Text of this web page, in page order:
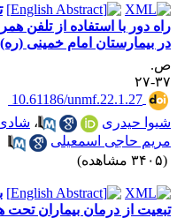
دور با استفاده از تلفن
بیمارستان امام خمینی (ره)
۲۷
‎ 10.61186/unmf.22.1.27
حیدری
،شادی
حاجی اسمعیلی
از درمان بیماران تحت